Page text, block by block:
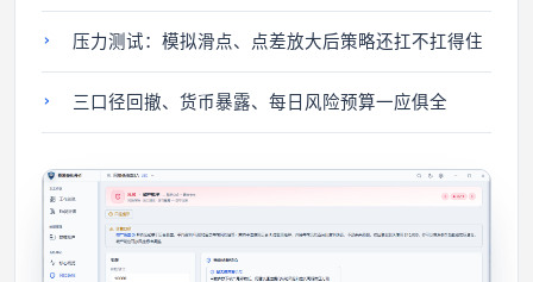
压力测试：模拟滑点、点差放大后策略还扛不扛得住
三口径回撤、货币暴露、每日风险预算一应俱全